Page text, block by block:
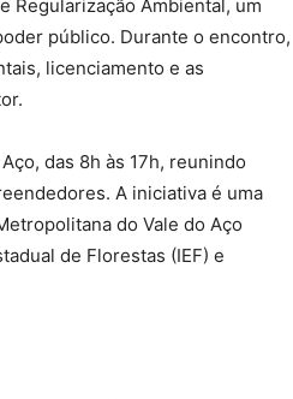
Regularização Ambiental, um
público. Durante o encontro,
licenciamento e as
das 8h às 17h, reunindo
A iniciativa é uma
do Vale do Aço
de Florestas (IEF) e